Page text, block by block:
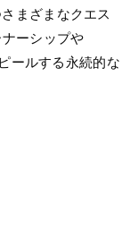
まざまなクエス
ーシップや
ールする永続的な